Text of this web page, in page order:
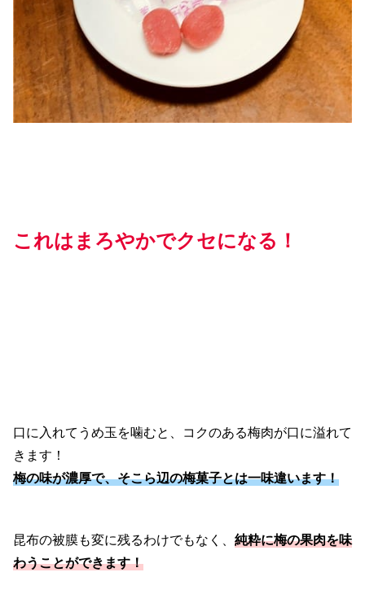
これはまろやかでクセになる！
口に入れてうめ玉を噛むと、コクのある梅肉が口に溢れて
きます！
梅の味が濃厚で、そこら辺の梅菓子とは一味違います！
昆布の被膜も変に残るわけでもなく、 純粋に梅の果肉を味
わうことができます！